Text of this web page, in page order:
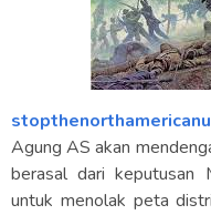
Agung AS akan
berasal dari keputusan
untuk menolak peta